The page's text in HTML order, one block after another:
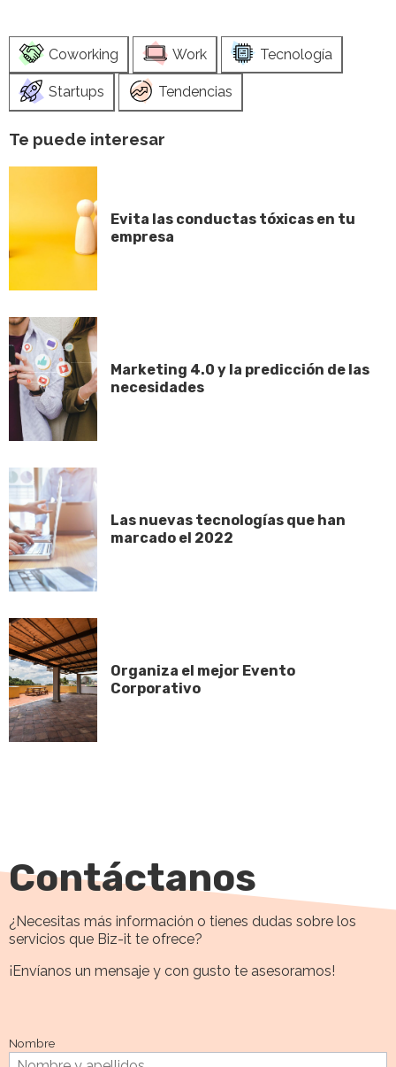
Coworking Work Tecnología
Startups Tendencias
Te puede interesar
Evita las conductas tóxicas en tu
empresa
Marketing 4.0 y la predicción de las
necesidades
Las nuevas tecnologías que han
marcado el 2022
Organiza el mejor Evento
Corporativo
Contáctanos
¿Necesitas más información o tienes dudas sobre los
servicios que Biz-it te ofrece?
¡Envíanos un mensaje y con gusto te asesoramos!
Nombre